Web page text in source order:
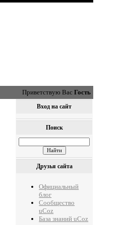
Приветствую Вас Гость
Вход на сайт
Поиск
Друзья сайта
Официальный
блог
Сообщество
uCoz
База знаний uCoz